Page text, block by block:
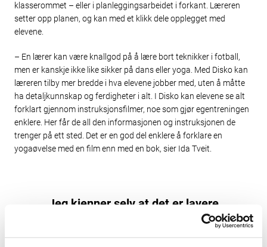
klasserommet – eller i planleggingsarbeidet i forkant. Læreren
setter opp planen, og kan med et klikk dele opplegget med
elevene.
– En lærer kan være knallgod på å lære bort teknikker i fotball,
men er kanskje ikke like sikker på dans eller yoga. Med Disko kan
læreren tilby mer bredde i hva elevene jobber med, uten å måtte
ha detaljkunnskap og ferdigheter i alt. I Disko kan elevene se alt
forklart gjennom instruksjonsfilmer, noe som gjør egentreningen
enklere. Her får de all den informasjonen og instruksjonen de
trenger på ett sted. Det er en god del enklere å forklare en
yogaøvelse med en film enn med en bok, sier Ida Tveit.
Jeg kjenner selv at det er lavere
terskel for å velge de øvelsene som jeg
selv kan godt og er helt trygg på. Med